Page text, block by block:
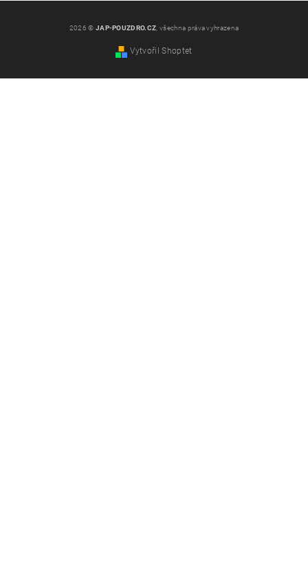
2026 © JAP-POUZDRO.CZ , všechna práva vyhrazena
Vytvořil Shoptet